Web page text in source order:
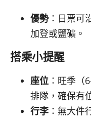
優勢：日票可
加登或鹽礦。
搭乘小提醒
座位 ：旺季（
排隊，確保有
行李 ：無大件